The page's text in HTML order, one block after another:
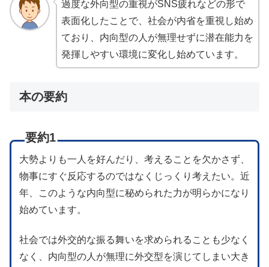
過度な外向型の重視がSNS疲れなどの形で
表面化したことで、社会が内省を重視し始め
ており、内向型の人が無理せずに潜在能力を
発揮しやすい環境に変化し始めています。
本の要約
要約1
大勢よりも一人を好んだり、考えることを欠かさず、
物事にすぐ反応するのではなくじっくり考えたい。近
年、このような内向型に秘められた力が明らかになり
始めています。
社会では外交的な振る舞いを求められることも少なく
なく、内向型の人が無理に外交型を演じてしまい大き